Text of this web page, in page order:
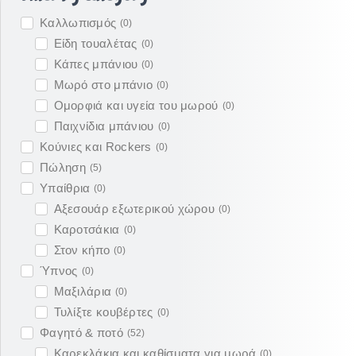
Καλλωπισμός (0)
Είδη τουαλέτας (0)
Κάπες μπάνιου (0)
Μωρό στο μπάνιο (0)
Ομορφιά και υγεία του μωρού (0)
Παιχνίδια μπάνιου (0)
Κούνιες και Rockers (0)
Πώληση (5)
Υπαίθρια (0)
Αξεσουάρ εξωτερικού χώρου (0)
Καροτσάκια (0)
Στον κήπο (0)
Ύπνος (0)
Μαξιλάρια (0)
Τυλίξτε κουβέρτες (0)
Φαγητό & ποτό (52)
Καρεκλάκια και καθίσματα για μωρά (0)